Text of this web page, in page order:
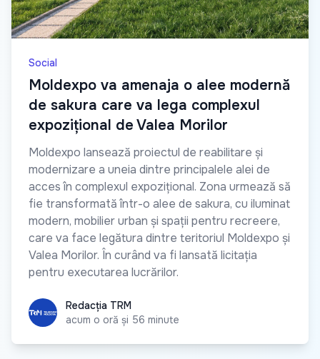
Social
Moldexpo va amenaja o alee modernă
de sakura care va lega complexul
expozițional de Valea Morilor
Moldexpo lansează proiectul de reabilitare și
modernizare a uneia dintre principalele alei de
acces în complexul expozițional. Zona urmează să
fie transformată într-o alee de sakura, cu iluminat
modern, mobilier urban și spații pentru recreere,
care va face legătura dintre teritoriul Moldexpo și
Valea Morilor. În curând va fi lansată licitația
pentru executarea lucrărilor.
Redacția TRM
Redacția TRM
acum o oră și 56 minute